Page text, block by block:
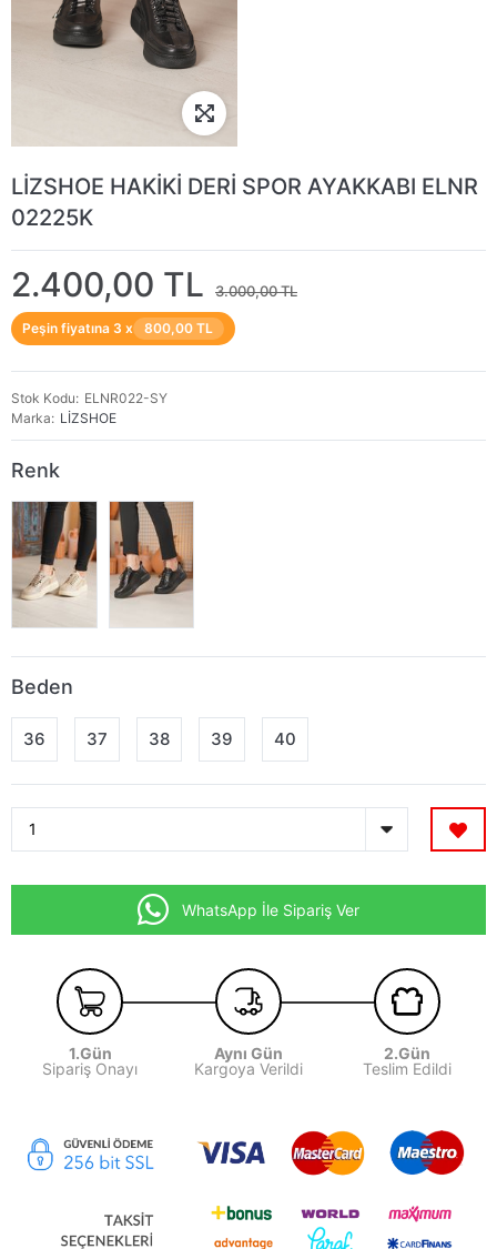
LİZSHOE HAKİKİ DERİ SPOR AYAKKABI ELNR
02225K
2.400,00 TL 3.000,00 TL
Peşin fiyatına 3 x 800,00 TL
Stok Kodu
ELNR022-SY
Marka
LİZSHOE
Renk
Beden
36 37 38 39 40
WhatsApp İle Sipariş Ver
1.Gün
Sipariş Onayı
Aynı Gün
Kargoya Verildi
2.Gün
Teslim Edildi